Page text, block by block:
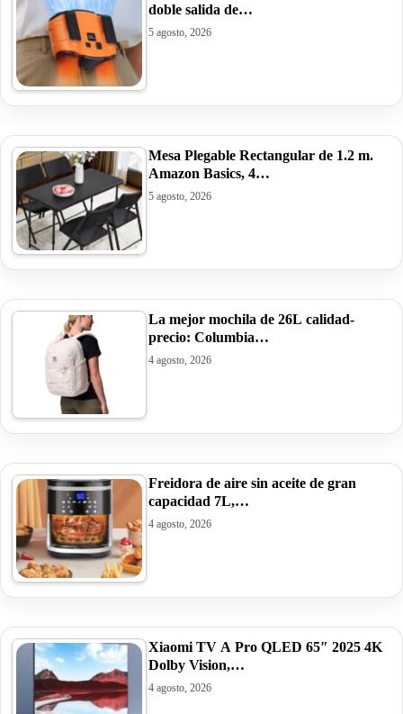
doble salida de…
5 agosto, 2026
Mesa Plegable Rectangular de 1.2 m.
Amazon Basics, 4…
5 agosto, 2026
La mejor mochila de 26L calidad-
precio: Columbia…
4 agosto, 2026
Freidora de aire sin aceite de gran
capacidad 7L,…
4 agosto, 2026
Xiaomi TV A Pro QLED 65″ 2025 4K
Dolby Vision,…
4 agosto, 2026